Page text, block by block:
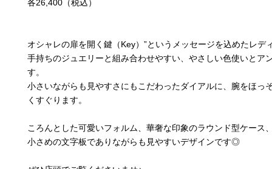
各26,400（税込）
オシャレの扉を開く鍵（Key）”というメッセージを込めたレデ
手持ちのジュエリーと組み合わせやすい、やさしい色使いと
す。
小さいながらも見やすさにもこだわったダイアルに、腕をほ
くすぐります。
ころんとした可愛いフォルム、華奢な印象のラウンド型ケース
小さめの文字板でありながらも見やすいデザインです◎